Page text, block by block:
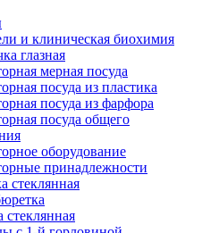
и клиническая биохимия
глазная
мерная посуда
посуда из пластика
посуда из фарфора
посуда общего
оборудование
принадлежности
стеклянная
стеклянная